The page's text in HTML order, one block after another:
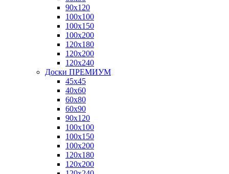
90x120
100x100
100x150
100x200
120x180
120x200
120x240
Доски ПРЕМИУМ
45x45
40x60
60x80
60x90
90x120
100x100
100x150
100x200
120x180
120x200